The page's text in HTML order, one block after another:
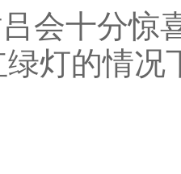
会十分惊
灯的情